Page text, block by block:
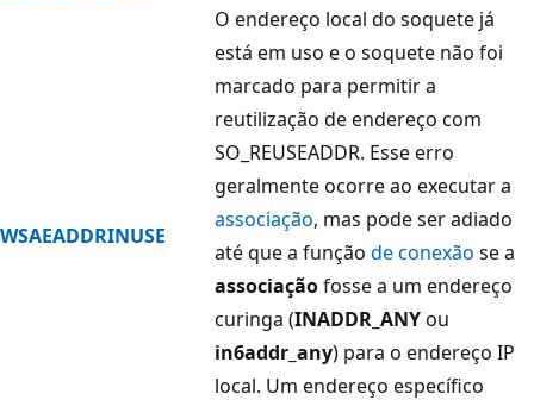
WSAEADDRINUSE
O endereço local do soquete já
está em uso e o soquete não foi
marcado para permitir a
reutilização de endereço com
SO_REUSEADDR. Esse erro
geralmente ocorre ao executar a
associação, mas pode ser adiado
até que a função de conexão se a
associaçãofosse a um endereço
curinga (INADDR_ANYou
in6addr_any) para o endereço IP
local. Um endereço específico